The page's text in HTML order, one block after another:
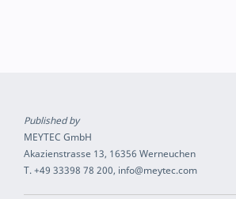
Published by
MEYTEC GmbH
Akazienstrasse 13, 16356 Werneuchen
T. +49 33398 78 200, info@meytec.com